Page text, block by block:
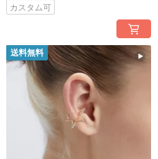
カスタム可
送料無料